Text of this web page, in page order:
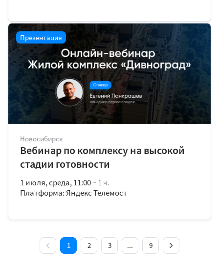
Презентация
Новосибирск
Вебинар по комплексу на высокой
стадии готовности
1 июля, среда, 11:00~ 1 ч.
Платформа: Яндекс Телемост
1 2 3 ... 9